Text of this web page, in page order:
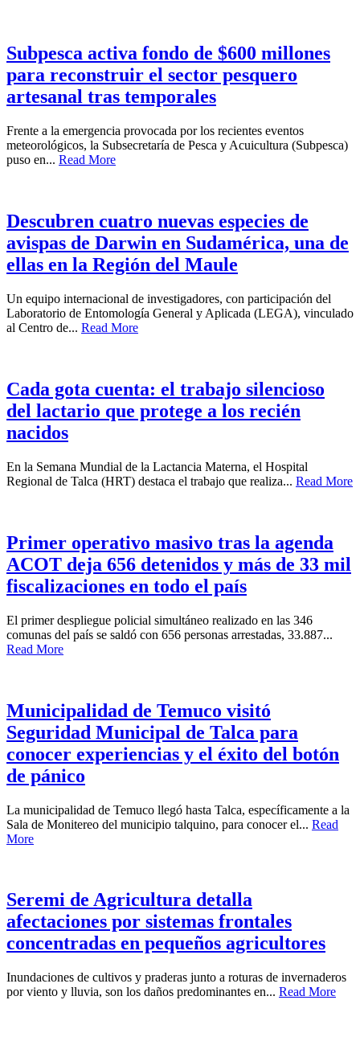
Subpesca activa fondo de $600 millones
para reconstruir el sector pesquero
artesanal tras temporales
Frente a la emergencia provocada por los recientes eventos
meteorológicos, la Subsecretaría de Pesca y Acuicultura (Subpesca)
puso en... Read More
Descubren cuatro nuevas especies de
avispas de Darwin en Sudamérica, una de
ellas en la Región del Maule
Un equipo internacional de investigadores, con participación del
Laboratorio de Entomología General y Aplicada (LEGA), vinculado
al Centro de... Read More
Cada gota cuenta: el trabajo silencioso
del lactario que protege a los recién
nacidos
En la Semana Mundial de la Lactancia Materna, el Hospital
Regional de Talca (HRT) destaca el trabajo que realiza... Read More
Primer operativo masivo tras la agenda
ACOT deja 656 detenidos y más de 33 mil
fiscalizaciones en todo el país
El primer despliegue policial simultáneo realizado en las 346
comunas del país se saldó con 656 personas arrestadas, 33.887...
Read More
Municipalidad de Temuco visitó
Seguridad Municipal de Talca para
conocer experiencias y el éxito del botón
de pánico
La municipalidad de Temuco llegó hasta Talca, específicamente a la
Sala de Monitereo del municipio talquino, para conocer el... Read
More
Seremi de Agricultura detalla
afectaciones por sistemas frontales
concentradas en pequeños agricultores
Inundaciones de cultivos y praderas junto a roturas de invernaderos
por viento y lluvia, son los daños predominantes en... Read More